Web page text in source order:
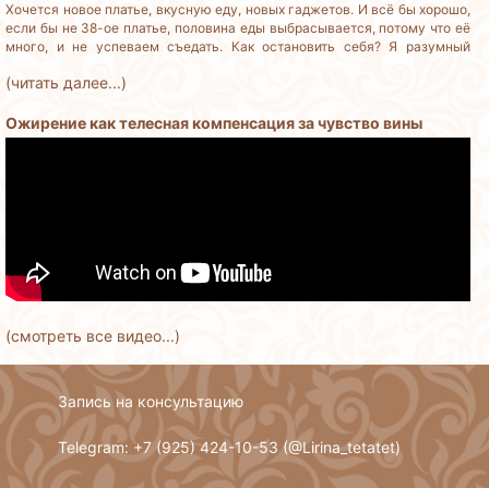
Хочется новое платье, вкусную еду, новых гаджетов. И всё бы хорошо,
если бы не 38-ое платье, половина еды выбрасывается, потому что её
много, и не успеваем съедать. Как остановить себя? Я разумный
(читать далее...)
Ожирение как телесная компенсация за чувство вины
(смотреть все видео...)
Запись на консультацию
Telegram: +7 (925) 424-10-53 (@Lirina_tetatet)